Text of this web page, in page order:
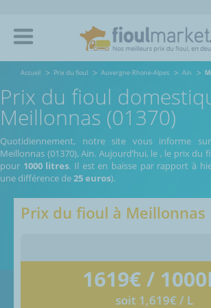
Accueil Prix du fioul Auvergne-Rhone-Alpes Ain
Prix du fioul
Meillonnas (01370)
Quotidiennement, notre site vous informe
Meillonnas (01370), Ain. Aujourd’hui, le , le prix du
pour 1000 litres. Il est en baisse par rapport à
une différence de25 euros).
Prix du fioul à Meillonnas
1619€ /
soit 1,619€ / L